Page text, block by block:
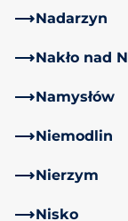
Nadarzyn
Nakło nad
Namysłów
Niemodlin
Nierzym
Nisko